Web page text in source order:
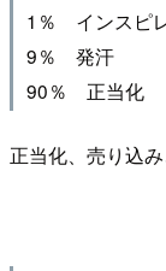
1％ インスピ
9％ 発汗
90％ 正当化
正当化、売り込